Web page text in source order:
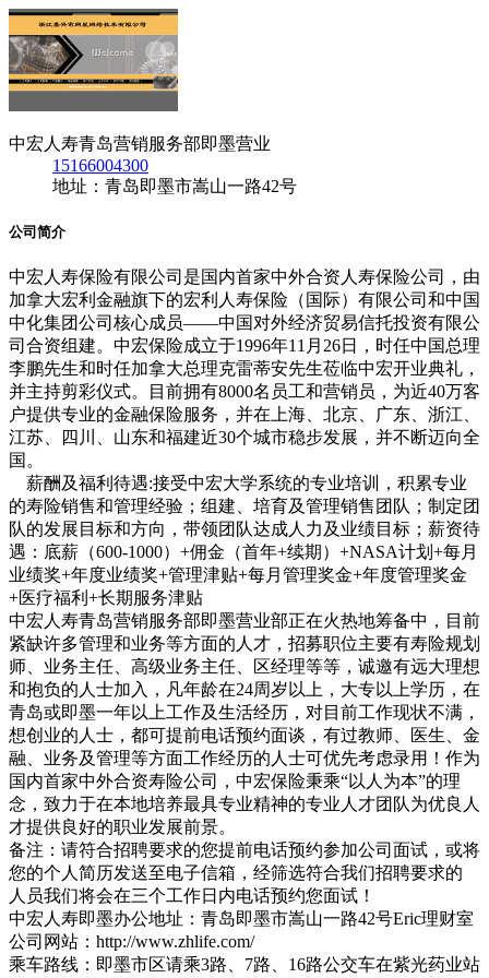
中宏人寿青岛营销服务部即墨营业
15166004300
地址：青岛即墨市嵩山一路42号
公司简介
中宏人寿保险有限公司是国内首家中外合资人寿保险公司，由
加拿大宏利金融旗下的宏利人寿保险（国际）有限公司和中国
中化集团公司核心成员——中国对外经济贸易信托投资有限公
司合资组建。中宏保险成立于1996年11月26日，时任中国总理
李鹏先生和时任加拿大总理克雷蒂安先生莅临中宏开业典礼，
并主持剪彩仪式。目前拥有8000名员工和营销员，为近40万客
户提供专业的金融保险服务，并在上海、北京、广东、浙江、
江苏、四川、山东和福建近30个城市稳步发展，并不断迈向全
国。
薪酬及福利待遇:接受中宏大学系统的专业培训，积累专业
的寿险销售和管理经验；组建、培育及管理销售团队；制定团
队的发展目标和方向，带领团队达成人力及业绩目标；薪资待
遇：底薪（600-1000）+佣金（首年+续期）+NASA计划+每月
业绩奖+年度业绩奖+管理津贴+每月管理奖金+年度管理奖金
+医疗福利+长期服务津贴
中宏人寿青岛营销服务部即墨营业部正在火热地筹备中，目前
紧缺许多管理和业务等方面的人才，招募职位主要有寿险规划
师、业务主任、高级业务主任、区经理等等，诚邀有远大理想
和抱负的人士加入，凡年龄在24周岁以上，大专以上学历，在
青岛或即墨一年以上工作及生活经历，对目前工作现状不满，
想创业的人士，都可提前电话预约面谈，有过教师、医生、金
融、业务及管理等方面工作经历的人士可优先考虑录用！作为
国内首家中外合资寿险公司，中宏保险秉乘“以人为本”的理
念，致力于在本地培养最具专业精神的专业人才团队为优良人
才提供良好的职业发展前景。
备注：请符合招聘要求的您提前电话预约参加公司面试，或将
您的个人简历发送至电子信箱，经筛选符合我们招聘要求的
人员我们将会在三个工作日内电话预约您面试！
中宏人寿即墨办公地址：青岛即墨市嵩山一路42号Eric理财室
公司网站：http://www.zhlife.com/
乘车路线：即墨市区请乘3路、7路、16路公交车在紫光药业站